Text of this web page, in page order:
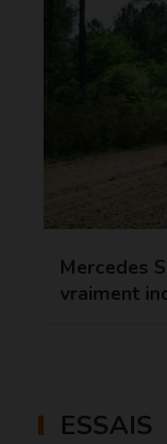
Mercedes
vraiment
ESSAIS